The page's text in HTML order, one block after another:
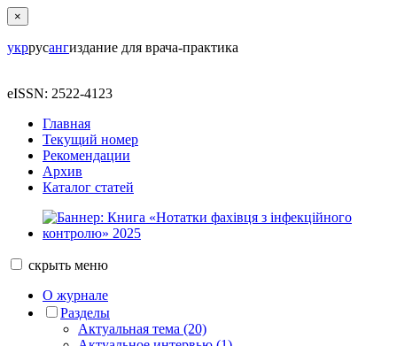
×
укррусангиздание для врача-практика
eISSN: 2522-4123
Главная
Текущий номер
Рекомендации
Архив
Каталог статей
скрыть меню
О журнале
Разделы
Актуальная тема (20)